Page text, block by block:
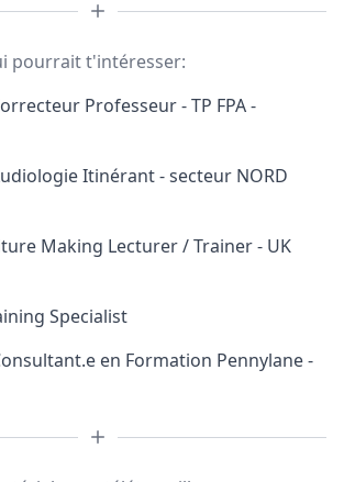
pourrait t'intéresser:
Professeur - TP FPA -
Itinérant - secteur NORD
Making Lecturer / Trainer - UK
Specialist
en Formation Pennylane -